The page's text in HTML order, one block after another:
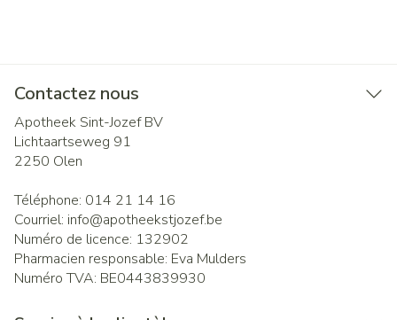
Contactez nous
Apotheek Sint-Jozef BV
Lichtaartseweg 91
2250 Olen
Téléphone: 014 21 14 16
Courriel: info@apotheekstjozef.be
Numéro de licence: 132902
Pharmacien responsable: Eva Mulders
Numéro TVA: BE0443839930